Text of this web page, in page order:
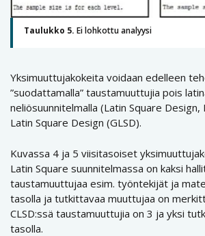
Taulukko 5. Ei lohkottu analyysi
Yksimuuttujakokeita voidaan edelleen
”suodattamalla” taustamuuttujia pois
neliösuunnitelmalla (Latin Square Design,
Latin Square Design (GLSD).
Kuvassa 4 ja 5 viisitasoiset
Latin Square suunnitelmassa on kaksi
taustamuuttujaa esim. työntekijät ja
tasolla ja tutkittavaa muuttujaa on
CLSD:ssä taustamuuttujia on 3 ja yksi
tasolla.